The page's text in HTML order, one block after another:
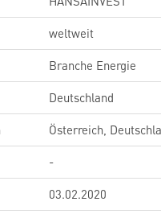
weltweit
Branche Energie
Deutschland
Österreich,
-
03.02.2020